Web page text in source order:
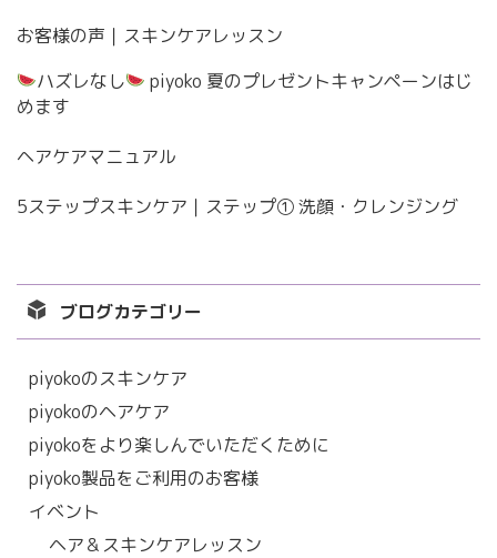
お客様の声｜スキンケアレッスン
ハズレなし
piyoko 夏のプレゼントキャンペーンはじ
めます
ヘアケアマニュアル
5ステップスキンケア｜ステップ① 洗顔・クレンジング
ブログカテゴリー
piyokoのスキンケア
piyokoのヘアケア
piyokoをより楽しんでいただくために
piyoko製品をご利用のお客様
イベント
ヘア＆スキンケアレッスン